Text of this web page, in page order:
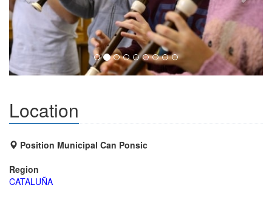
Location
Position Municipal Can Ponsic
Region
CATALUÑA